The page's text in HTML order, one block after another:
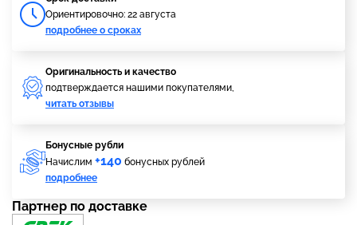
Ориентировочно: 22 августа
подробнее о сроках
Оригинальность и качество
подтверждается нашими покупателями,
читать отзывы
Бонусные рубли
Начислим +140 бонусных рублей
подробнее
Партнер по доставке